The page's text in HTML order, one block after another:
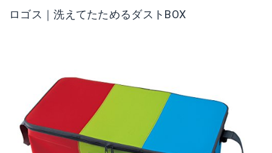
ロゴス｜洗えてたためるダストBOX